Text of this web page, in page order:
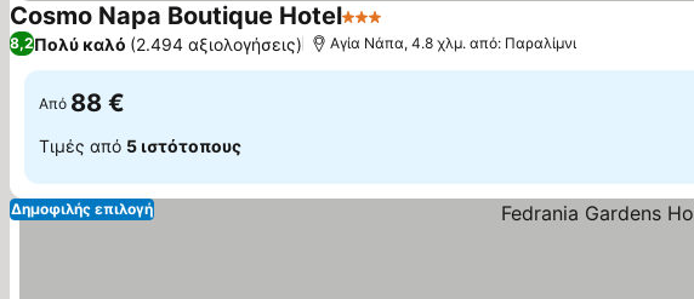
Cosmo Napa Boutique Hotel3 Αστέρια
8,2Πολύ καλό (2.494 αξιολογήσεις) Αγία Νάπα, 4.8 χλμ. από: Παραλίμνι
Από 88 €
Τιμές από 5 ιστότοπους
Δημοφιλής επιλογή